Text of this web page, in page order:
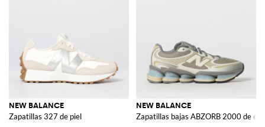
NEW BALANCE
Zapatillas 327 de piel
NEW BALANCE
Zapatillas bajas ABZORB 2000 de